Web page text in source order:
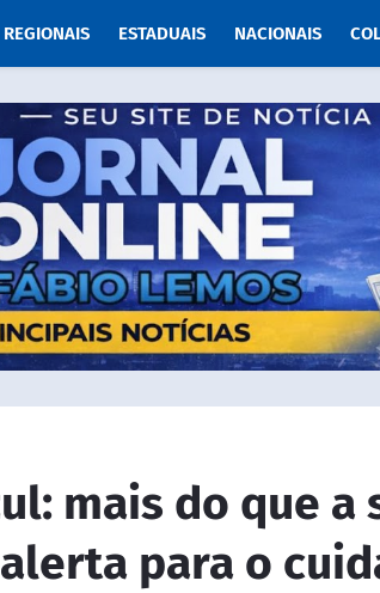
REGIONAIS ESTADUAIS NACIONAIS
mais do que a
para o